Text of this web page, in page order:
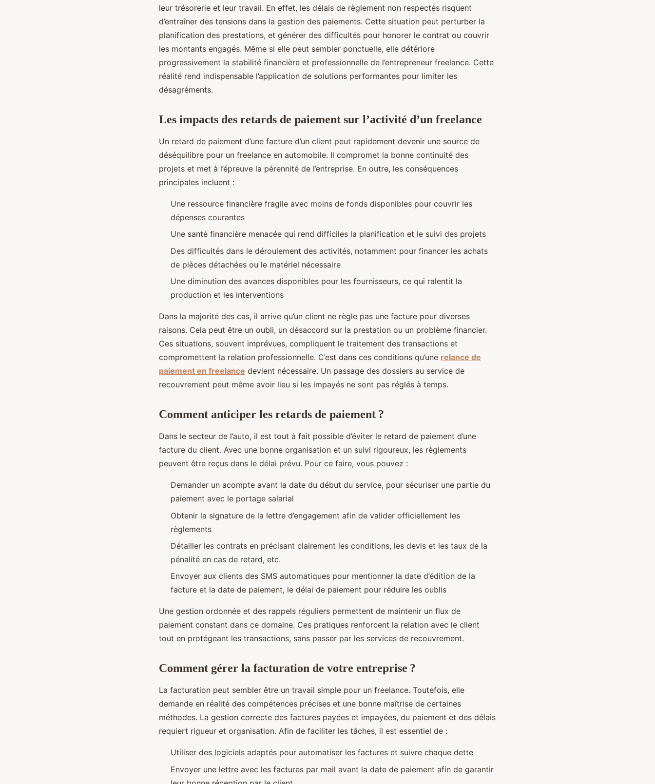
comment prévenir les retards de
règlement client
leur trésorerie et leur travail. En effet, les délais de règlement non respectés risquent
d’entraîner des tensions dans la gestion des paiements. Cette situation peut perturber la
planification des prestations, et générer des difficultés pour honorer le contrat ou couvrir
les montants engagés. Même si elle peut sembler ponctuelle, elle détériore
progressivement la stabilité financière et professionnelle de l’entrepreneur freelance. Cette
réalité rend indispensable l’application de solutions performantes pour limiter les
désagréments.
Les impacts des retards de paiement sur l’activité d’un freelance
Un retard de paiement d’une facture d’un client peut rapidement devenir une source de
déséquilibre pour un freelance en automobile. Il compromet la bonne continuité des
projets et met à l’épreuve la pérennité de l’entreprise. En outre, les conséquences
principales incluent :
Une ressource financière fragile avec moins de fonds disponibles pour couvrir les
dépenses courantes
Une santé financière menacée qui rend difficiles la planification et le suivi des projets
Des difficultés dans le déroulement des activités, notamment pour financer les achats
de pièces détachées ou le matériel nécessaire
Une diminution des avances disponibles pour les fournisseurs, ce qui ralentit la
production et les interventions
Dans la majorité des cas, il arrive qu’un client ne règle pas une facture pour diverses
raisons. Cela peut être un oubli, un désaccord sur la prestation ou un problème financier.
Ces situations, souvent imprévues, compliquent le traitement des transactions et
compromettent la relation professionnelle. C’est dans ces conditions qu’une relance de
paiement en freelance devient nécessaire. Un passage des dossiers au service de
recouvrement peut même avoir lieu si les impayés ne sont pas réglés à temps.
Comment anticiper les retards de paiement ?
Dans le secteur de l’auto, il est tout à fait possible d’éviter le retard de paiement d’une
facture du client. Avec une bonne organisation et un suivi rigoureux, les règlements
peuvent être reçus dans le délai prévu. Pour ce faire, vous pouvez :
Demander un acompte avant la date du début du service, pour sécuriser une partie du
paiement avec le portage salarial
Obtenir la signature de la lettre d’engagement afin de valider officiellement les
règlements
Détailler les contrats en précisant clairement les conditions, les devis et les taux de la
pénalité en cas de retard, etc.
Envoyer aux clients des SMS automatiques pour mentionner la date d’édition de la
facture et la date de paiement, le délai de paiement pour réduire les oublis
Une gestion ordonnée et des rappels réguliers permettent de maintenir un flux de
paiement constant dans ce domaine. Ces pratiques renforcent la relation avec le client
tout en protégeant les transactions, sans passer par les services de recouvrement.
Comment gérer la facturation de votre entreprise ?
La facturation peut sembler être un travail simple pour un freelance. Toutefois, elle
demande en réalité des compétences précises et une bonne maîtrise de certaines
méthodes. La gestion correcte des factures payées et impayées, du paiement et des délais
requiert rigueur et organisation. Afin de faciliter les tâches, il est essentiel de :
Utiliser des logiciels adaptés pour automatiser les factures et suivre chaque dette
Envoyer une lettre avec les factures par mail avant la date de paiement afin de garantir